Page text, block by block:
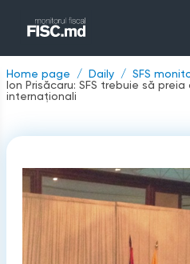
Home page Daily
SFS
Ion Prisăcaru: SFS trebuie să
internaţionali